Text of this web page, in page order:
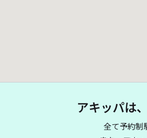
アキッパは
全て予約制